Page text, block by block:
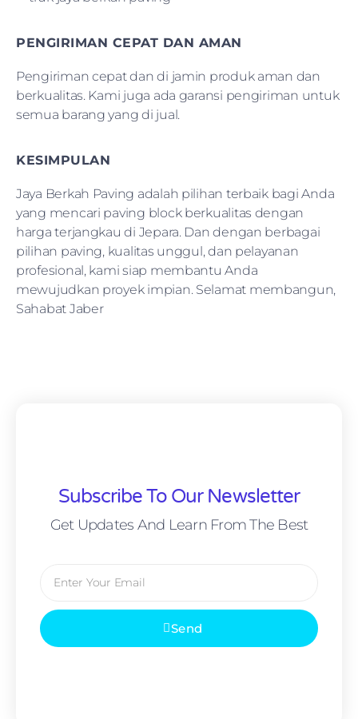
PENGIRIMAN CEPAT DAN AMAN
Pengiriman cepat dan di jamin produk aman dan
berkualitas. Kami juga ada garansi pengiriman untuk
semua barang yang di jual.
KESIMPULAN
Jaya Berkah Paving adalah pilihan terbaik bagi Anda
yang mencari paving block berkualitas dengan
harga terjangkau di Jepara. Dan dengan berbagai
pilihan paving, kualitas unggul, dan pelayanan
profesional, kami siap membantu Anda
mewujudkan proyek impian. Selamat membangun,
Sahabat Jaber
Subscribe To Our Newsletter
Get Updates And Learn From The Best
Send